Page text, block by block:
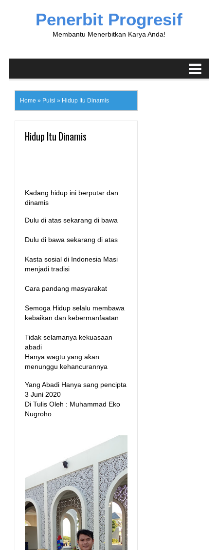
Penerbit Progresif
Membantu Menerbitkan Karya Anda!
Home » Puisi » Hidup Itu Dinamis
Hidup Itu Dinamis
Kadang hidup ini berputar dan
dinamis
Dulu di atas sekarang di bawa
Dulu di bawa sekarang di atas
Kasta sosial di Indonesia Masi
menjadi tradisi
Cara pandang masyarakat
Semoga Hidup selalu membawa
kebaikan dan kebermanfaatan
Tidak selamanya kekuasaan
abadi
Hanya wagtu yang akan
menunggu kehancurannya
Yang Abadi Hanya sang pencipta
3 Juni 2020
Di Tulis Oleh : Muhammad Eko
Nugroho